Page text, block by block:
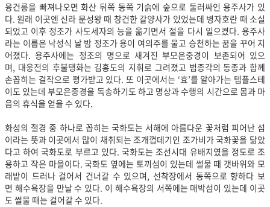
융건릉을 빠져나오면 화산 뒤쪽 동쪽 기슭에 숲으로 둘러싸인 용주사가 있
다. 원래 이곳엔 신라 문성왕 때 창건한 갈양사가 있었는데 병자호란 때 소실
되었고 이후 정조가 사도세자의 능을 옮기면서 절을 다시 일으켰다. 용주사
라는 이름은 낙성식 날 밤 정조가 용이 여의주를 물고 승천하는 꿈을 꾸어 지
어졌다. 용주사에는 정조의 명으로 새겨진 부모은중경이 보존되어 있으
며, 대웅전의 후불탱화는 김홍도의 지휘로 그려졌고 범종각의 동종과 함께
손꼽히는 걸작으로 평가받고 있다. 또 이곳에서는 ‘효’를 알아가는 템플스테
이도 있는데 부모은중경을 독송하기도 하고 명상과 수행의 시간으로 몸과 마
음의 휴식을 얻을 수 있다.
화성의 절경 중 하나로 꼽히는 국화도는 서해에 아름다운 꽃처럼 피어난 섬
이라는 뜻과 이곳에서 많이 채취되는 조개껍데기인 조가비가 국화꽃을 닮았
다고 하여 국화도로 부르고 있다. 국화도는 조선시대 유배지였을 정도로 조
용하고 작은 마을이다. 국화도 옆에는 토끼섬이 있는데 썰물 때 갯바위와 모
래밭이 드러나 걸어서 건너갈 수 있으며, 선착장에서 동쪽으로 향하다 보
면 해수욕장을 만날 수 있다. 이 해수욕장의 서쪽에는 매박섬이 있는데 이곳
도 썰물 때는 걸어갈 수 있다.